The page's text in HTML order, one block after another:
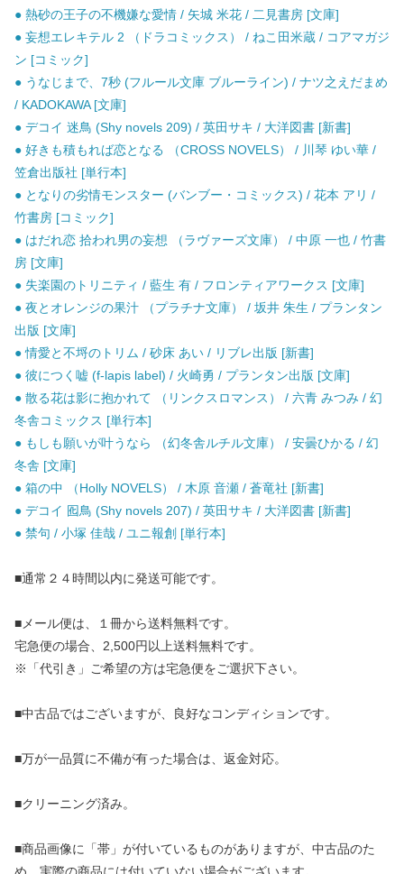
● 熱砂の王子の不機嫌な愛情 / 矢城 米花 / 二見書房 [文庫]
● 妄想エレキテル 2 （ドラコミックス） / ねこ田米蔵 / コアマガジ
ン [コミック]
● うなじまで、7秒 (フルール文庫 ブルーライン) / ナツ之えだまめ
/ KADOKAWA [文庫]
● デコイ 迷鳥 (Shy novels 209) / 英田サキ / 大洋図書 [新書]
● 好きも積もれば恋となる （CROSS NOVELS） / 川琴 ゆい華 /
笠倉出版社 [単行本]
● となりの劣情モンスター (バンブー・コミックス) / 花本 アリ /
竹書房 [コミック]
● はだれ恋 拾われ男の妄想 （ラヴァーズ文庫） / 中原 一也 / 竹書
房 [文庫]
● 失楽園のトリニティ / 藍生 有 / フロンティアワークス [文庫]
● 夜とオレンジの果汁 （プラチナ文庫） / 坂井 朱生 / プランタン
出版 [文庫]
● 情愛と不埒のトリム / 砂床 あい / リブレ出版 [新書]
● 彼につく嘘 (f-lapis label) / 火崎勇 / プランタン出版 [文庫]
● 散る花は影に抱かれて （リンクスロマンス） / 六青 みつみ / 幻
冬舎コミックス [単行本]
● もしも願いが叶うなら （幻冬舎ルチル文庫） / 安曇ひかる / 幻
冬舎 [文庫]
● 箱の中 （Holly NOVELS） / 木原 音瀬 / 蒼竜社 [新書]
● デコイ 囮鳥 (Shy novels 207) / 英田サキ / 大洋図書 [新書]
● 禁句 / 小塚 佳哉 / ユニ報創 [単行本]
■通常２４時間以内に発送可能です。
■メール便は、１冊から送料無料です。
宅急便の場合、2,500円以上送料無料です。
※「代引き」ご希望の方は宅急便をご選択下さい。
■中古品ではございますが、良好なコンディションです。
■万が一品質に不備が有った場合は、返金対応。
■クリーニング済み。
■商品画像に「帯」が付いているものがありますが、中古品のた